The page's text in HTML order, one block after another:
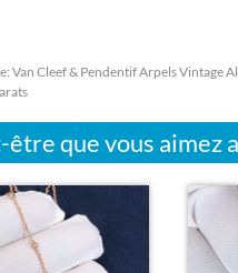
Van Cleef & Pendentif Arpels Vintage
être que vous aimez